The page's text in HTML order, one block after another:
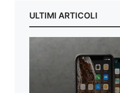
ULTIMI ARTICOLI